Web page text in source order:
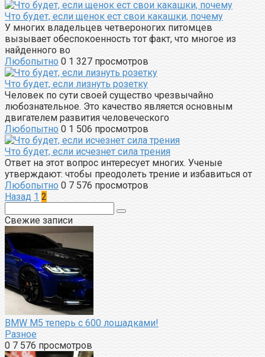
Что будет, если щенок ест свои какашки, почему
У многих владельцев четвероногих питомцев
вызывает обеспокоенность тот факт, что многое из
найденного во
Любопытно 0 1 327 просмотров
Что будет, если лизнуть розетку
Человек по сути своей существо чрезвычайно
любознательное. Это качество является основным
двигателем развития человеческого
Любопытно 0 1 506 просмотров
Что будет, если исчезнет сила трения
Ответ на этот вопрос интересует многих. Ученые
утверждают: чтобы преодолеть трение и избавиться от
Любопытно 0 7 576 просмотров
Пагинация
Назад 1 2
Свежие записи
BMW M5 теперь с 600 лошадками!
Разное
0 7 576 просмотров